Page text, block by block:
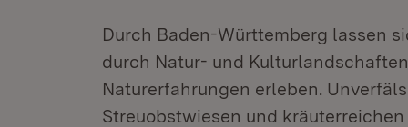
Durch Baden-Württemberg lassen
durch Natur- und
Naturerfahrungen erleben.
Streuobstwiesen und